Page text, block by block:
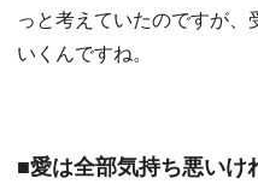
っと考えていたのですが
いくんですね。
■愛は全部気持ち悪いけ